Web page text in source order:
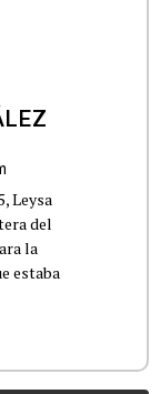
Leysa
del
la
estaba